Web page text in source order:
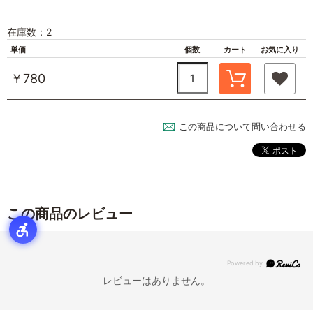
在庫数：2
単価 個数 カート お気に入り
￥780
この商品について問い合わせる
この商品のレビュー
レビューはありません。